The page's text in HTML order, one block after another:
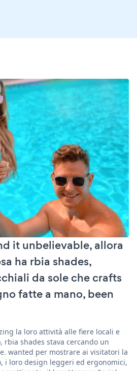
it unbelievable, allora
ha rbia shades,
da sole che crafts
fatte a mano, been
la loro attività alle fiere locali e
shades stava cercando un
wanted per mostrare ai visitatori la
i loro design leggeri ed ergonomici,